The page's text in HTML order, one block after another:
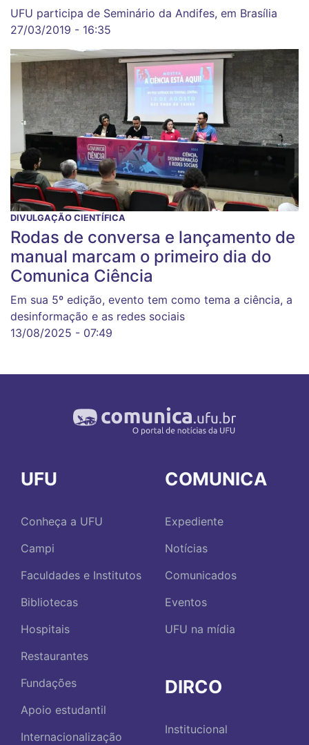
UFU participa de Seminário da Andifes, em Brasília
27/03/2019 - 16:35
DIVULGAÇÃO CIENTÍFICA
Rodas de conversa e lançamento de
manual marcam o primeiro dia do
Comunica Ciência
Em sua 5º edição, evento tem como tema a ciência, a
desinformação e as redes sociais
13/08/2025 - 07:49
UFU
Conheça a UFU
Campi
Faculdades e Institutos
Bibliotecas
Hospitais
Restaurantes
Fundações
Apoio estudantil
Internacionalização
COMUNICA
Expediente
Notícias
Comunicados
Eventos
UFU na mídia
DIRCO
Institucional